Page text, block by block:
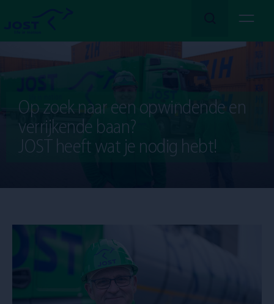
Over ons
Diensten
Onze
Solliciteren!
Op zoek naar een opwindende en
verrijkende baan?
JOST heeft wat je nodig hebt!